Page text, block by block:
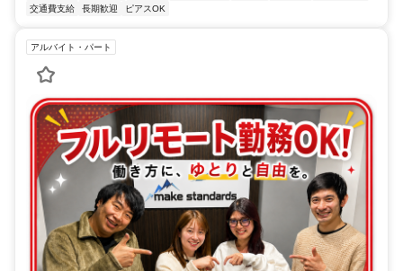
交通費支給
長期歓迎 ピアスOK
アルバイト・パート